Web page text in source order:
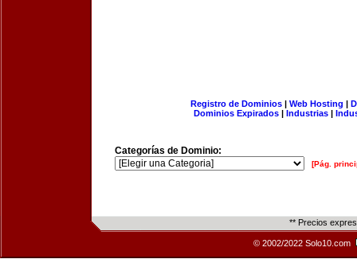
Registro de Dominios| Web Hosting |
Dominios Expirados | Industrias |
Categorías de Dominio:
[Pág.
** Precios
© 2002/2022 Solo10.com